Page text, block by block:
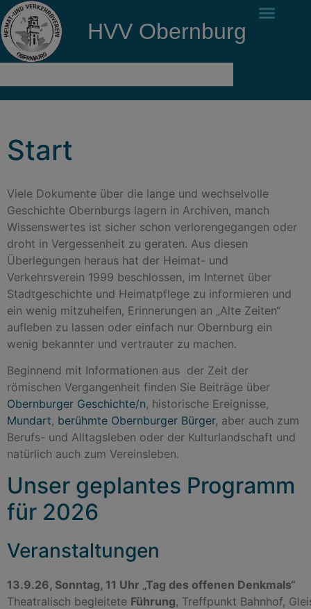
HVV Obernburg
Start
Viele Dokumente über die lange und wechselvolle
Geschichte Obernburgs lagern in Archiven, manch
Wissenswertes ist sicher schon verlorengegangen oder
droht in Vergessenheit zu geraten. Aus diesen
Überlegungen heraus hat der Heimat- und
Verkehrsverein 1999 beschlossen, im Internet über
Stadtgeschichte und Heimatpflege zu informieren und
ein wenig mitzuhelfen, Erinnerungen an „Alte Zeiten“
aufleben zu lassen oder einfach nur Obernburg ein
wenig bekannter und vertrauter zu machen.
Beginnend mit Informationen aus der Zeit der
römischen Vergangenheit finden Sie Beiträge über
Obernburger Geschichte/n, historische Ereignisse,
Mundart, berühmte Obernburger Bürger, aber auch zum
Berufs- und Alltagsleben oder der Kulturlandschaft und
natürlich auch zum Vereinsleben.
Unser geplantes Programm
für 2026
Veranstaltungen
13.9.26, Sonntag, 11 Uhr „Tag des offenen Denkmals“
Theatralisch begleitete Führung, Treffpunkt Bahnhof,